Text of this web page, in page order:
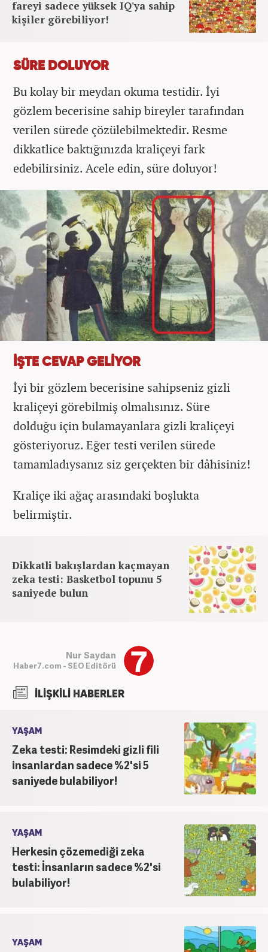
fareyi sadece yüksek IQ'ya sahip
kişiler görebiliyor!
SÜRE DOLUYOR
Bu kolay bir meydan okuma testidir. İyi
gözlem becerisine sahip bireyler tarafından
verilen sürede çözülebilmektedir. Resme
dikkatlice baktığınızda kraliçeyi fark
edebilirsiniz. Acele edin, süre doluyor!
İŞTE CEVAP GELİYOR
İyi bir gözlem becerisine sahipseniz gizli
kraliçeyi görebilmiş olmalısınız. Süre
dolduğu için bulamayanlara gizli kraliçeyi
gösteriyoruz. Eğer testi verilen sürede
tamamladıysanız siz gerçekten bir dâhisiniz!
Kraliçe iki ağaç arasındaki boşlukta
belirmiştir.
Dikkatli bakışlardan kaçmayan
zeka testi: Basketbol topunu 5
saniyede bulun
Nur Saydan
Haber7.com - SEO Editörü
İLİŞKİLİ HABERLER
YAŞAM
Zeka testi: Resimdeki gizli fili
insanlardan sadece %2'si 5
saniyede bulabiliyor!
YAŞAM
Herkesin çözemediği zeka
testi: İnsanların sadece %2'si
bulabiliyor!
YAŞAM